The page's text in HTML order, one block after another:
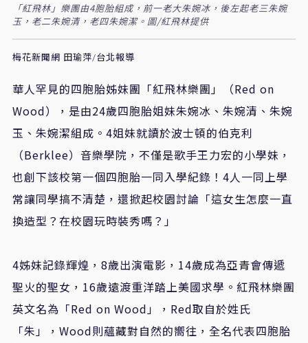
「紅飛林」樂團由4胞胎組成，前一老大朱婉冰，後左起老三朱婉
玉，老二朱婉清，老四朱婉潔。圖/紅飛林提供
梅花新聞網 田瑜萍/台北報導
華人罕見的四胞胎姊妹團「紅飛林樂團」（Red on
Wood），是由24歲四胞胎姐妹朱婉冰、朱婉清、朱婉
玉、朱婉潔組成。4姐妹就讀於波士頓的伯克利
（Berklee）音樂學院，不僅是歌手王力宏的小學妹，
也創下該校第一個四胞胎一同入學紀錄！4人一同上學
常讓同學搞不清楚，還掀起校園討論「這女生怎麼一直
換造型？在校園玩時裝秀嗎？」
4姊妹記錄輝煌，8歲出演電影，14歲成為亞青會傳遞
聖火的聖女，16歲遠渡重洋踏上美國求學。紅飛林樂團
英文名為「Red on Wood」，Red取自於姓氏
「朱」，Wood則蘊藏對自然的嚮往，全名代表四胞胎